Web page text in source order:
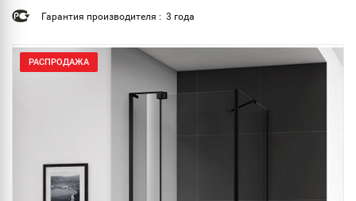
Гарантия производителя : 3 года
РАСПРОДАЖА